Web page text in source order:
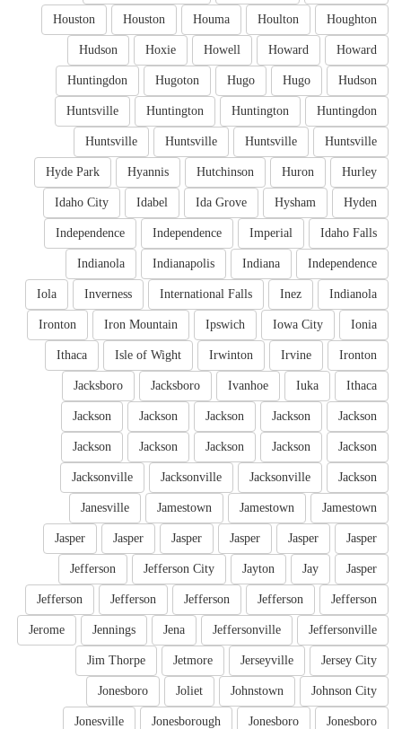
Houghton
Houlton
Houma
Houston
Houston
Howard
Howard
Howell
Hoxie
Hudson
Hudson
Hugo
Hugo
Hugoton
Huntingdon
Huntingdon
Huntington
Huntington
Huntsville
Huntsville
Huntsville
Huntsville
Huntsville
Hurley
Huron
Hutchinson
Hyannis
Hyde Park
Hyden
Hysham
Ida Grove
Idabel
Idaho City
Idaho Falls
Imperial
Independence
Independence
Independence
Indiana
Indianapolis
Indianola
Indianola
Inez
International Falls
Inverness
Iola
Ionia
Iowa City
Ipswich
Iron Mountain
Ironton
Ironton
Irvine
Irwinton
Isle of Wight
Ithaca
Ithaca
Iuka
Ivanhoe
Jacksboro
Jacksboro
Jackson
Jackson
Jackson
Jackson
Jackson
Jackson
Jackson
Jackson
Jackson
Jackson
Jackson
Jacksonville
Jacksonville
Jacksonville
Jamestown
Jamestown
Jamestown
Janesville
Jasper
Jasper
Jasper
Jasper
Jasper
Jasper
Jasper
Jay
Jayton
Jefferson City
Jefferson
Jefferson
Jefferson
Jefferson
Jefferson
Jefferson
Jeffersonville
Jeffersonville
Jena
Jennings
Jerome
Jersey City
Jerseyville
Jetmore
Jim Thorpe
Johnson City
Johnstown
Joliet
Jonesboro
Jonesboro
Jonesboro
Jonesborough
Jonesville